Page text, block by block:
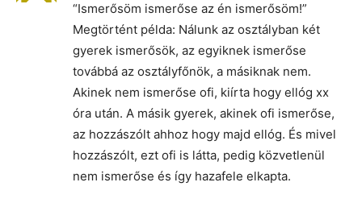
“Ismerősöm ismerőse az én ismerősöm!”
Megtörtént példa: Nálunk az osztályban két
gyerek ismerősök, az egyiknek ismerőse
továbbá az osztályfőnök, a másiknak nem.
Akinek nem ismerőse ofi, kiírta hogy ellóg xx
óra után. A másik gyerek, akinek ofi ismerőse,
az hozzászólt ahhoz hogy majd ellóg. És mivel
hozzászólt, ezt ofi is látta, pedig közvetlenül
nem ismerőse és így hazafele elkapta.